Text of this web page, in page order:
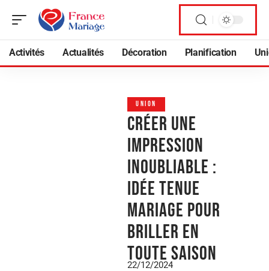
Activités Actualités Décoration Planification
UNION
Créer une
impression
inoubliable :
idée tenue
mariage pour
briller en
toute saison
22/12/2024